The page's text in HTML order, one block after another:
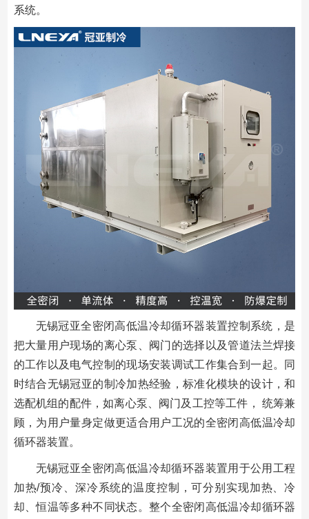
系统。
无锡冠亚全密闭高低温冷却循环器装置控制系统，是
把大量用户现场的离心泵、阀门的选择以及管道法兰焊接
的工作以及电气控制的现场安装调试工作集合到一起。同
时结合无锡冠亚的制冷加热经验，标准化模块的设计，和
选配机组的配件，如离心泵、阀门及工控等工件， 统筹兼
顾，为用户量身定做更适合用户工况的全密闭高低温冷却
循环器装置。
无锡冠亚全密闭高低温冷却循环器装置用于公用工程
加热/预冷、深冷系统的温度控制，可分别实现加热、冷
却、恒温等多种不同状态。整个全密闭高低温冷却循环器